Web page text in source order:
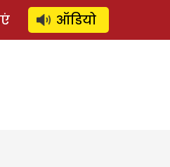
SUBSCRIBE
ऑडियो